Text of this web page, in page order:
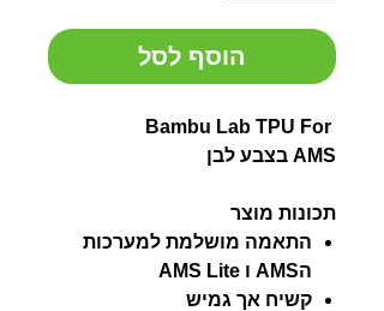
הוסף לסל
Bambu Lab TPU For
AMS בצבע לבן
תכונות מוצר
התאמה מושלמת למערכות
הAMS ו AMS Lite
קשיח אך גמיש